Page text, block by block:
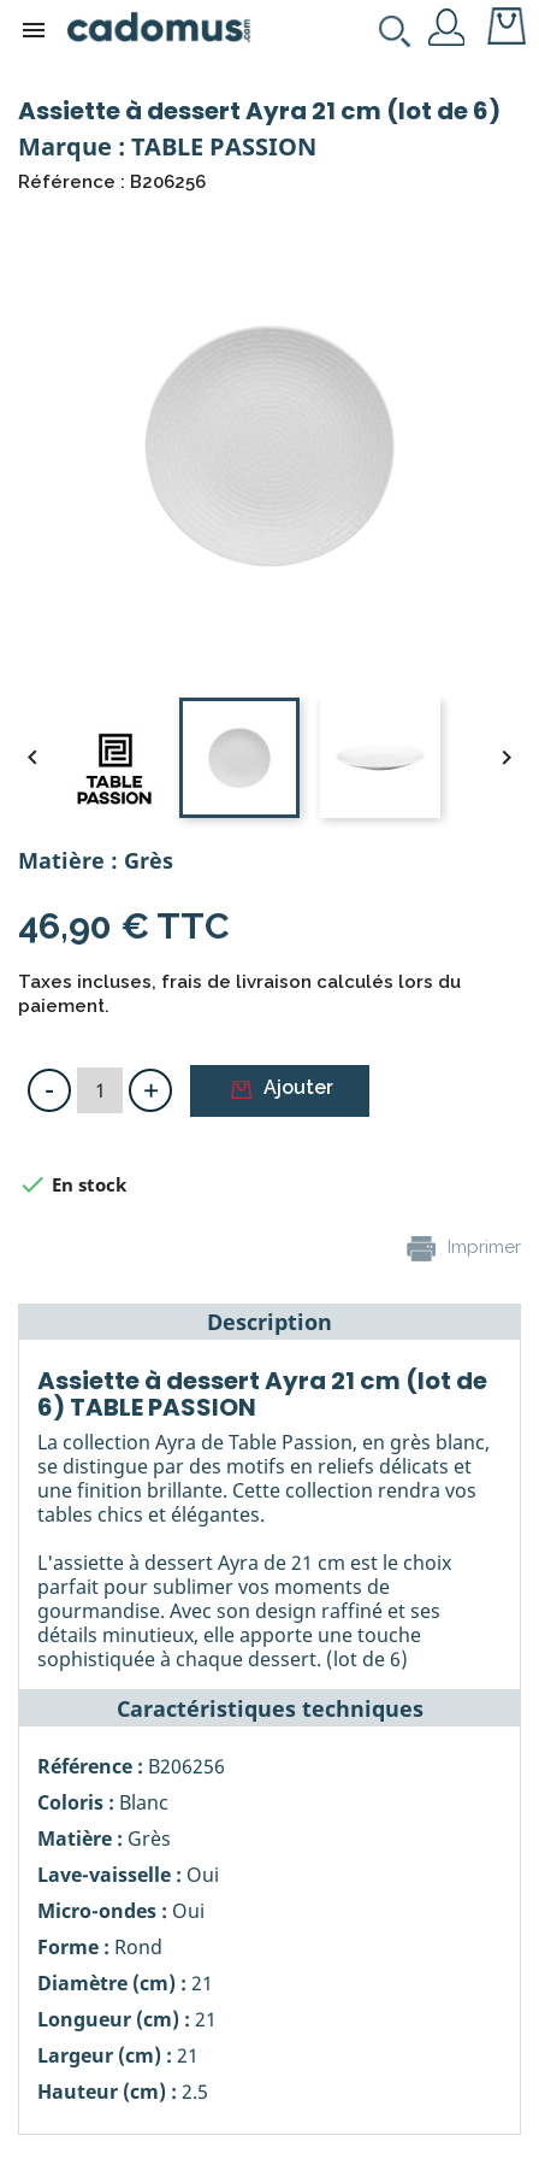

Assiette à dessert Ayra 21 cm (lot de 6)
Marque : TABLE PASSION
Référence : B206256
 
Matière : Grès
46,90 € TTC
Taxes incluses, frais de livraison calculés lors du
paiement.
- + Ajouter
 En stock
Imprimer
Description
Assiette à dessert Ayra 21 cm (lot de
6) TABLE PASSION
La collection Ayra de Table Passion, en grès blanc,
se distingue par des motifs en reliefs délicats et
une finition brillante. Cette collection rendra vos
tables chics et élégantes.
L'assiette à dessert Ayra de 21 cm est le choix
parfait pour sublimer vos moments de
gourmandise. Avec son design raffiné et ses
détails minutieux, elle apporte une touche
sophistiquée à chaque dessert. (lot de 6)
Caractéristiques techniques
Référence : B206256
Coloris : Blanc
Matière : Grès
Lave-vaisselle : Oui
Micro-ondes : Oui
Forme : Rond
Diamètre (cm) : 21
Longueur (cm) : 21
Largeur (cm) : 21
Hauteur (cm) : 2.5